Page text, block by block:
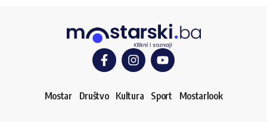
Mostar Društvo Kultura Sport Mostarlook